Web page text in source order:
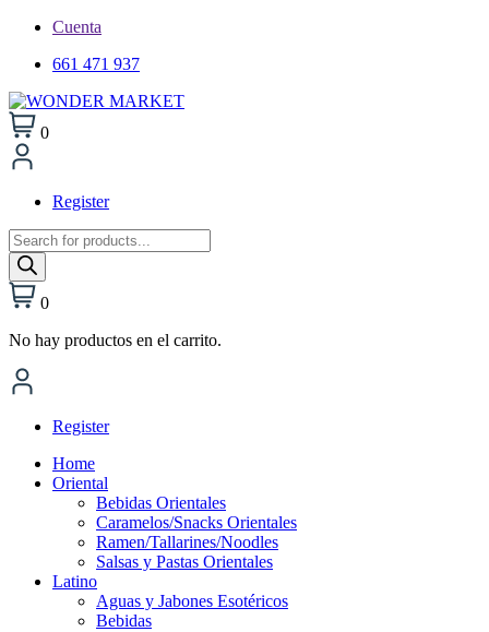
Cuenta
661 471 937
0
Register
Búsqueda
de
productos
0
No hay productos en el carrito.
Register
Home
Oriental
Bebidas Orientales
Caramelos/Snacks Orientales
Ramen/Tallarines/Noodles
Salsas y Pastas Orientales
Latino
Aguas y Jabones Esotéricos
Bebidas